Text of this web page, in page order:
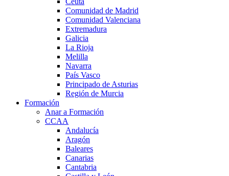
Comunidad de Madrid
Comunidad Valenciana
Extremadura
Galicia
La Rioja
Melilla
Navarra
País Vasco
Principado de Asturias
Región de Murcia
Formación
Anar a Formación
CCAA
Andalucía
Aragón
Baleares
Canarias
Cantabria